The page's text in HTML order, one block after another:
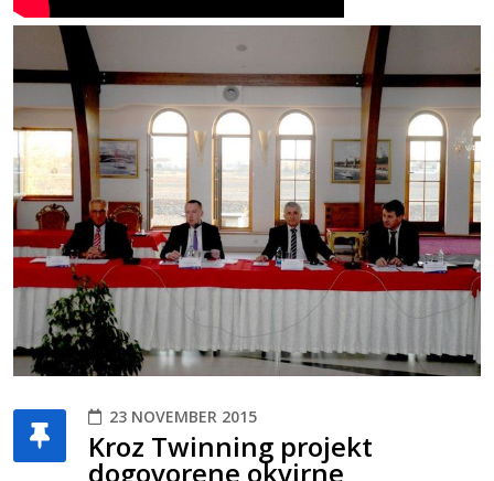
23 NOVEMBER 2015
Kroz Twinning projekt
dogovorene okvirne